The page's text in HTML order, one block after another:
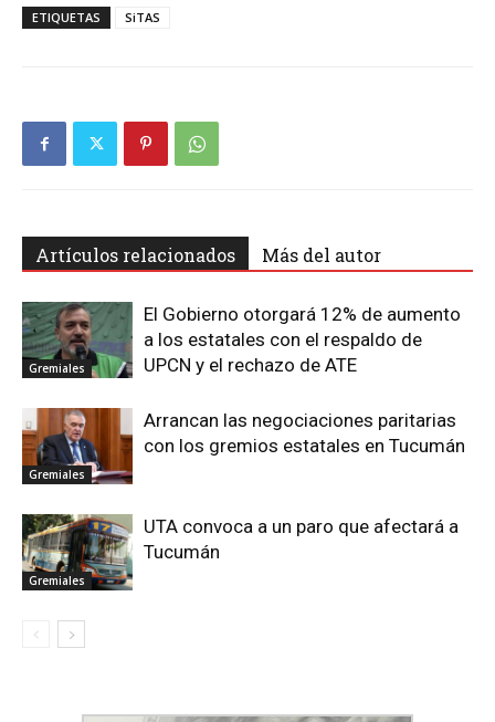
ETIQUETAS SiTAS
Artículos relacionados Más del autor
Gremiales
El Gobierno otorgará 12% de aumento
a los estatales con el respaldo de
UPCN y el rechazo de ATE
Gremiales
Arrancan las negociaciones paritarias
con los gremios estatales en Tucumán
Gremiales
UTA convoca a un paro que afectará a
Tucumán